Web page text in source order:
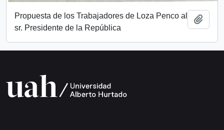
Propuesta de los Trabajadores de Loza Penco al
sr. Presidente de la República